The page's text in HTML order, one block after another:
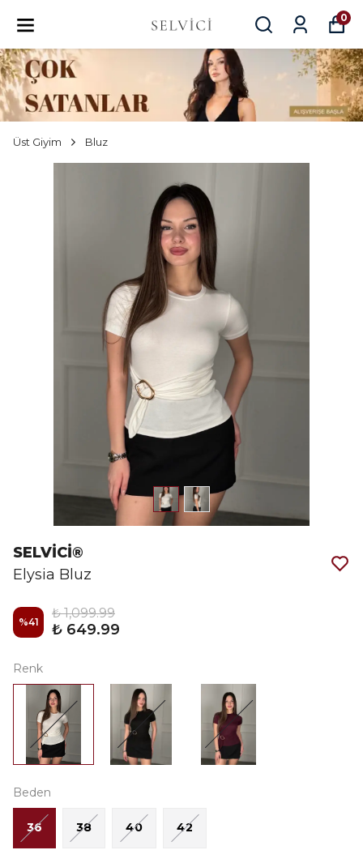
0
Üst Giyim Bluz
SELVİCİ®
Elysia Bluz
%41
₺ 1,099.99
₺ 649.99
Renk
Beden
36 38 40 42